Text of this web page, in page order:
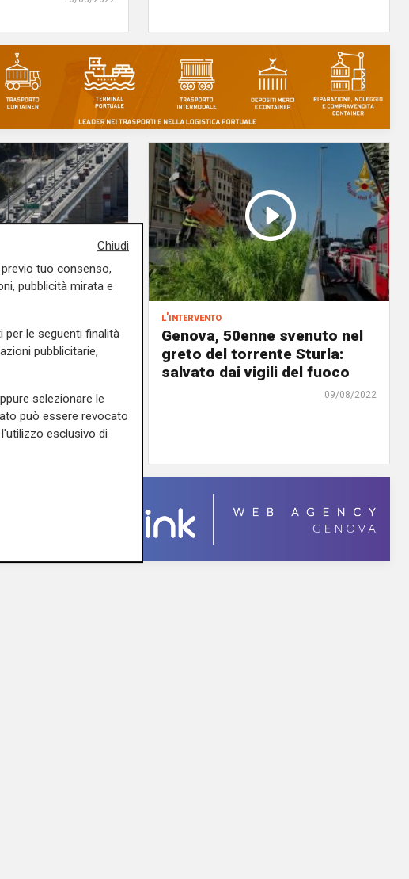
fra
sul
verso
09/08/2022
l'intervento
Genova, 50enne svenuto nel
greto del torrente Sturla:
salvato dai vigili del fuoco
09/08/2022
Chiudi
tuo consenso,
pubblicità mirata e
le seguenti finalità
pubblicitarie,
selezionare le
può essere revocato
esclusivo di